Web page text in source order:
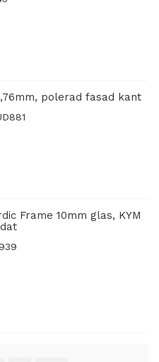
polerad fasad kant
Frame 10mm glas, KYM